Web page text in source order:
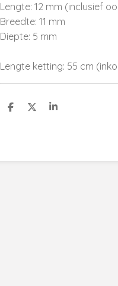
Lengte: 12 mm (inclusief
Breedte: 11 mm
Diepte: 5 mm
Lengte ketting: 55 cm
D
D
S